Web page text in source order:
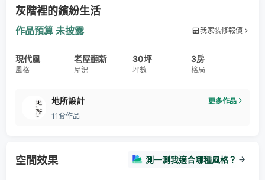
灰階裡的繽紛生活
作品預算 未披露 我家裝修報價
現代風
風格
老屋翻新
屋況
30坪
坪數
3房
格局
地所設計
更多作品
11套作品
空間效果 測一測我適合哪種風格？